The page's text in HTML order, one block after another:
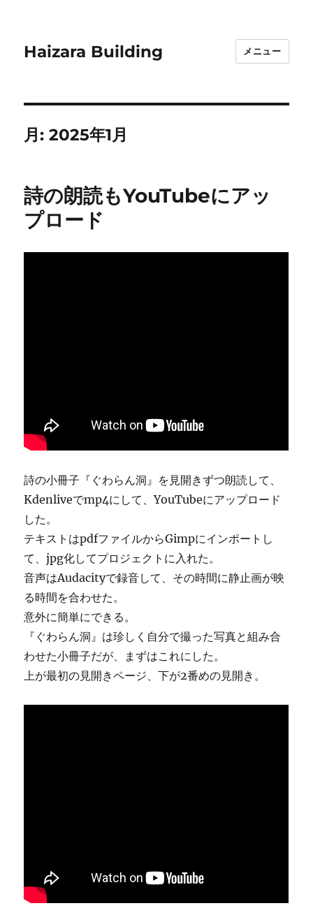
Haizara Building メニュー
月:2025年1月
詩の朗読もYouTubeにアッ
プロード
詩の小冊子『ぐわらん洞』を見開きずつ朗読して、
Kdenliveでmp4にして、YouTubeにアップロード
した。
テキストはpdfファイルからGimpにインポートし
て、jpg化してプロジェクトに入れた。
音声はAudacityで録音して、その時間に静止画が映
る時間を合わせた。
意外に簡単にできる。
『ぐわらん洞』は珍しく自分で撮った写真と組み合
わせた小冊子だが、まずはこれにした。
上が最初の見開きページ、下が2番めの見開き。